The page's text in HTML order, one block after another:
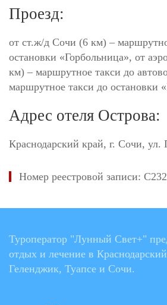
Проезд:
от ст.ж/д Сочи (6 км) –
остановки «Горбольница», от
км) – маршрутное такси до
маршрутное такси до остановки
Адрес отеля Острова:
Краснодарский край, г. Сочи, ул.
Номер реестровой записи:
Туроператор "Лунный Свет+"
отдых и лечение в
Геленджик, Туапсе и Сочи.